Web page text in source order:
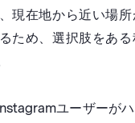
現在地から近い場
ため、選択肢をある
ユーザーが